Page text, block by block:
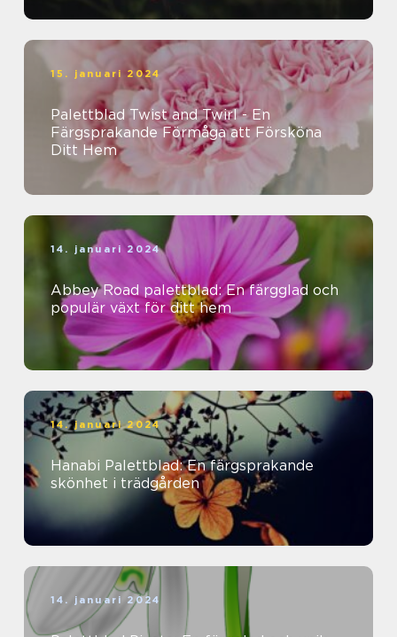
15. januari 2024
Palettblad Twist and Twirl - En
Färgsprakande Förmåga att Försköna
Ditt Hem
14. januari 2024
Abbey Road palettblad: En färgglad och
populär växt för ditt hem
14. januari 2024
Hanabi Palettblad: En färgsprakande
skönhet i trädgården
14. januari 2024